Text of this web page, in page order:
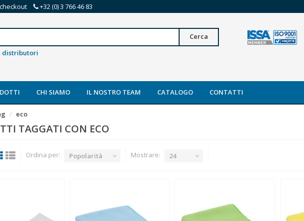
checkout +32 (0) 3 766 46 83
Cerca
distributori
CHI SIAMO IL NOSTRO TEAM CATALOGO CONTATTI
eco
TAGGATI CON ECO
Ordina per: Popolarità Mostrare: 24